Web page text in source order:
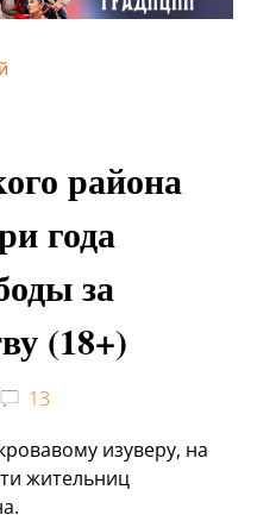
района
года
за
(18+)
13
изуверу, на
жительниц